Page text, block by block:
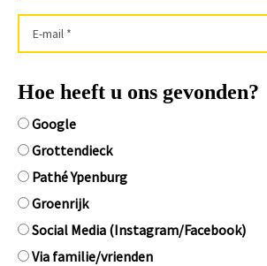
Hoe heeft u ons gevonden?
Google
Grottendieck
Pathé Ypenburg
Groenrijk
Social Media (Instagram/Facebook)
Via familie/vrienden